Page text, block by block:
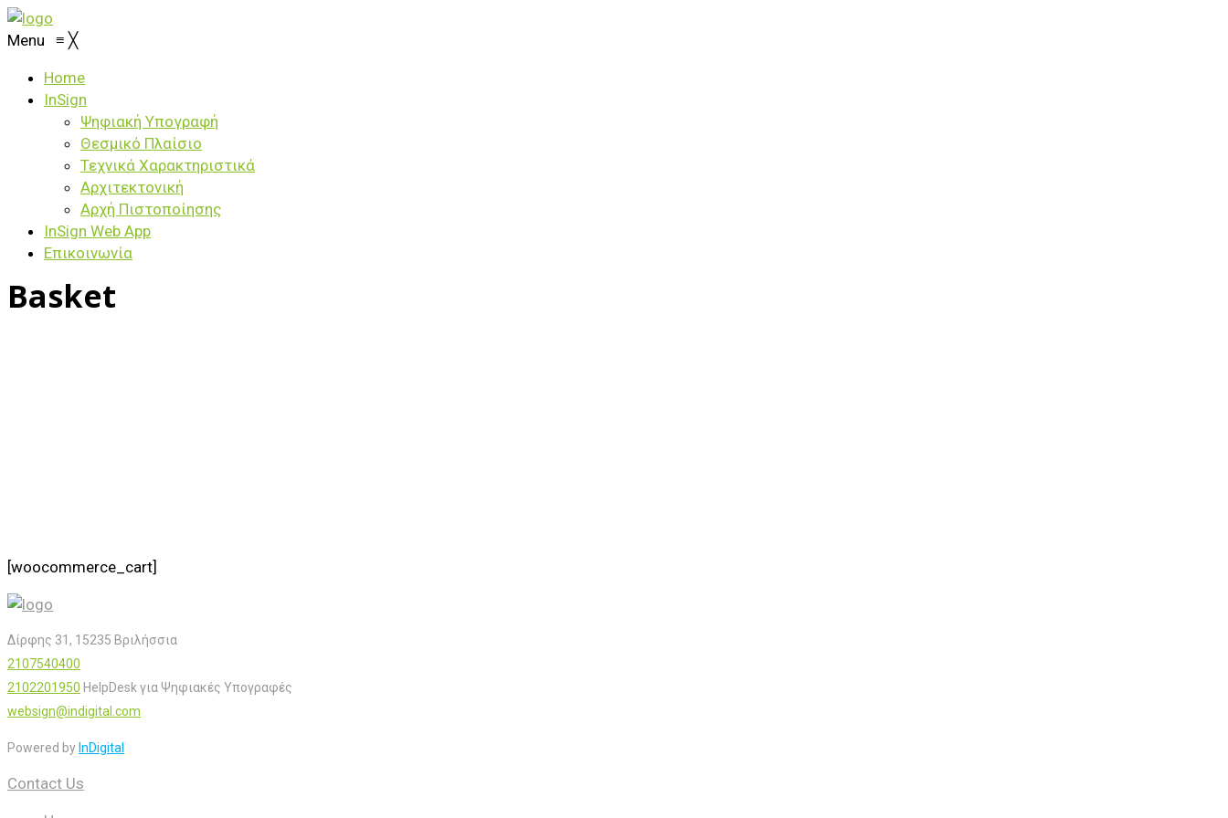
Menu ≡ ╳
Home
InSign
Ψηφιακή Υπογραφή
Θεσμικό Πλαίσιο
Τεχνικά Χαρακτηριστικά
Αρχιτεκτονική
Αρχή Πιστοποίησης
ΙnSign Web App
Επικοινωνία
Basket
[woocommerce_cart]
Δίρφης 31, 15235 Βριλήσσια
2107540400
2102201950 HelpDesk για Ψηφιακές Υπογραφές
websign@indigital.com
Powered by InDigital
Contact Us